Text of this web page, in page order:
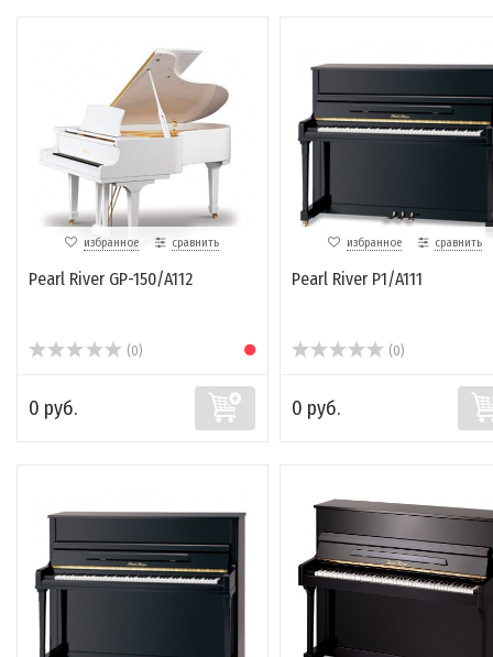
избранное сравнить
Pearl River GP-150/A112
(0)
0 руб.
избранное сравнить
Pearl River P1/A111
(0)
0 руб.